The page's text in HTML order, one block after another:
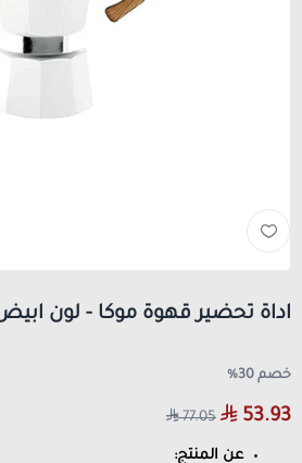
اداة تحضير قهوة موكا - لون
خصم 30%
53.93
77.05
عن المنتج: